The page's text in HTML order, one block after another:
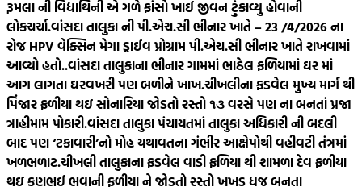
રૂમલા ની વિદ્યાર્થિની એ ગળે ફાંસો ખાઈ જીવન ટુંકાવ્યુ હોવાની
લોકચર્ચા.વાંસદા તાલુકા ની પી.એચ.સી ભીનાર ખાતે – 23 /4/2026 ના
રોજ HPV વેક્સિન મેગા ડ્રાઈવ પ્રોગ્રામ પી.એચ.સી ભીનાર ખાતે રાખવામાં
આવ્યો હતો..વાંસદા તાલુકાના ભીનાર ગામમાં ભાઠેલ ફળિયામાં ઘર માં
આગ લાગતા ઘરવખરી પણ બળીને ખાખ.ચીખલીના ફડવેલ મુખ્ય માર્ગ થી
પિંજાર ફળીયા થઇ સોનારિયા જોડતો રસ્તો ૧૩ વરસે પણ ના બનતાં પ્રજા
ત્રાહીમામ પોકારી.વાંસદા તાલુકા પંચાયતમાં તાલુકા અધિકારી ની બદલી
બાદ પણ ‘ટકાવારી’નો મોહ યથાવતના ગંભીર આક્ષેપોથી વહીવટી તંત્રમાં
ખળભળાટ.ચીખલી તાલુકાના ફડવેલ વાડી ફળિયા થી શામળા દેવ ફળીયા
થઇ કણભઈ ભવાની ફળીયા ને જોડતો રસ્તો ખખડ ધજ બનતા